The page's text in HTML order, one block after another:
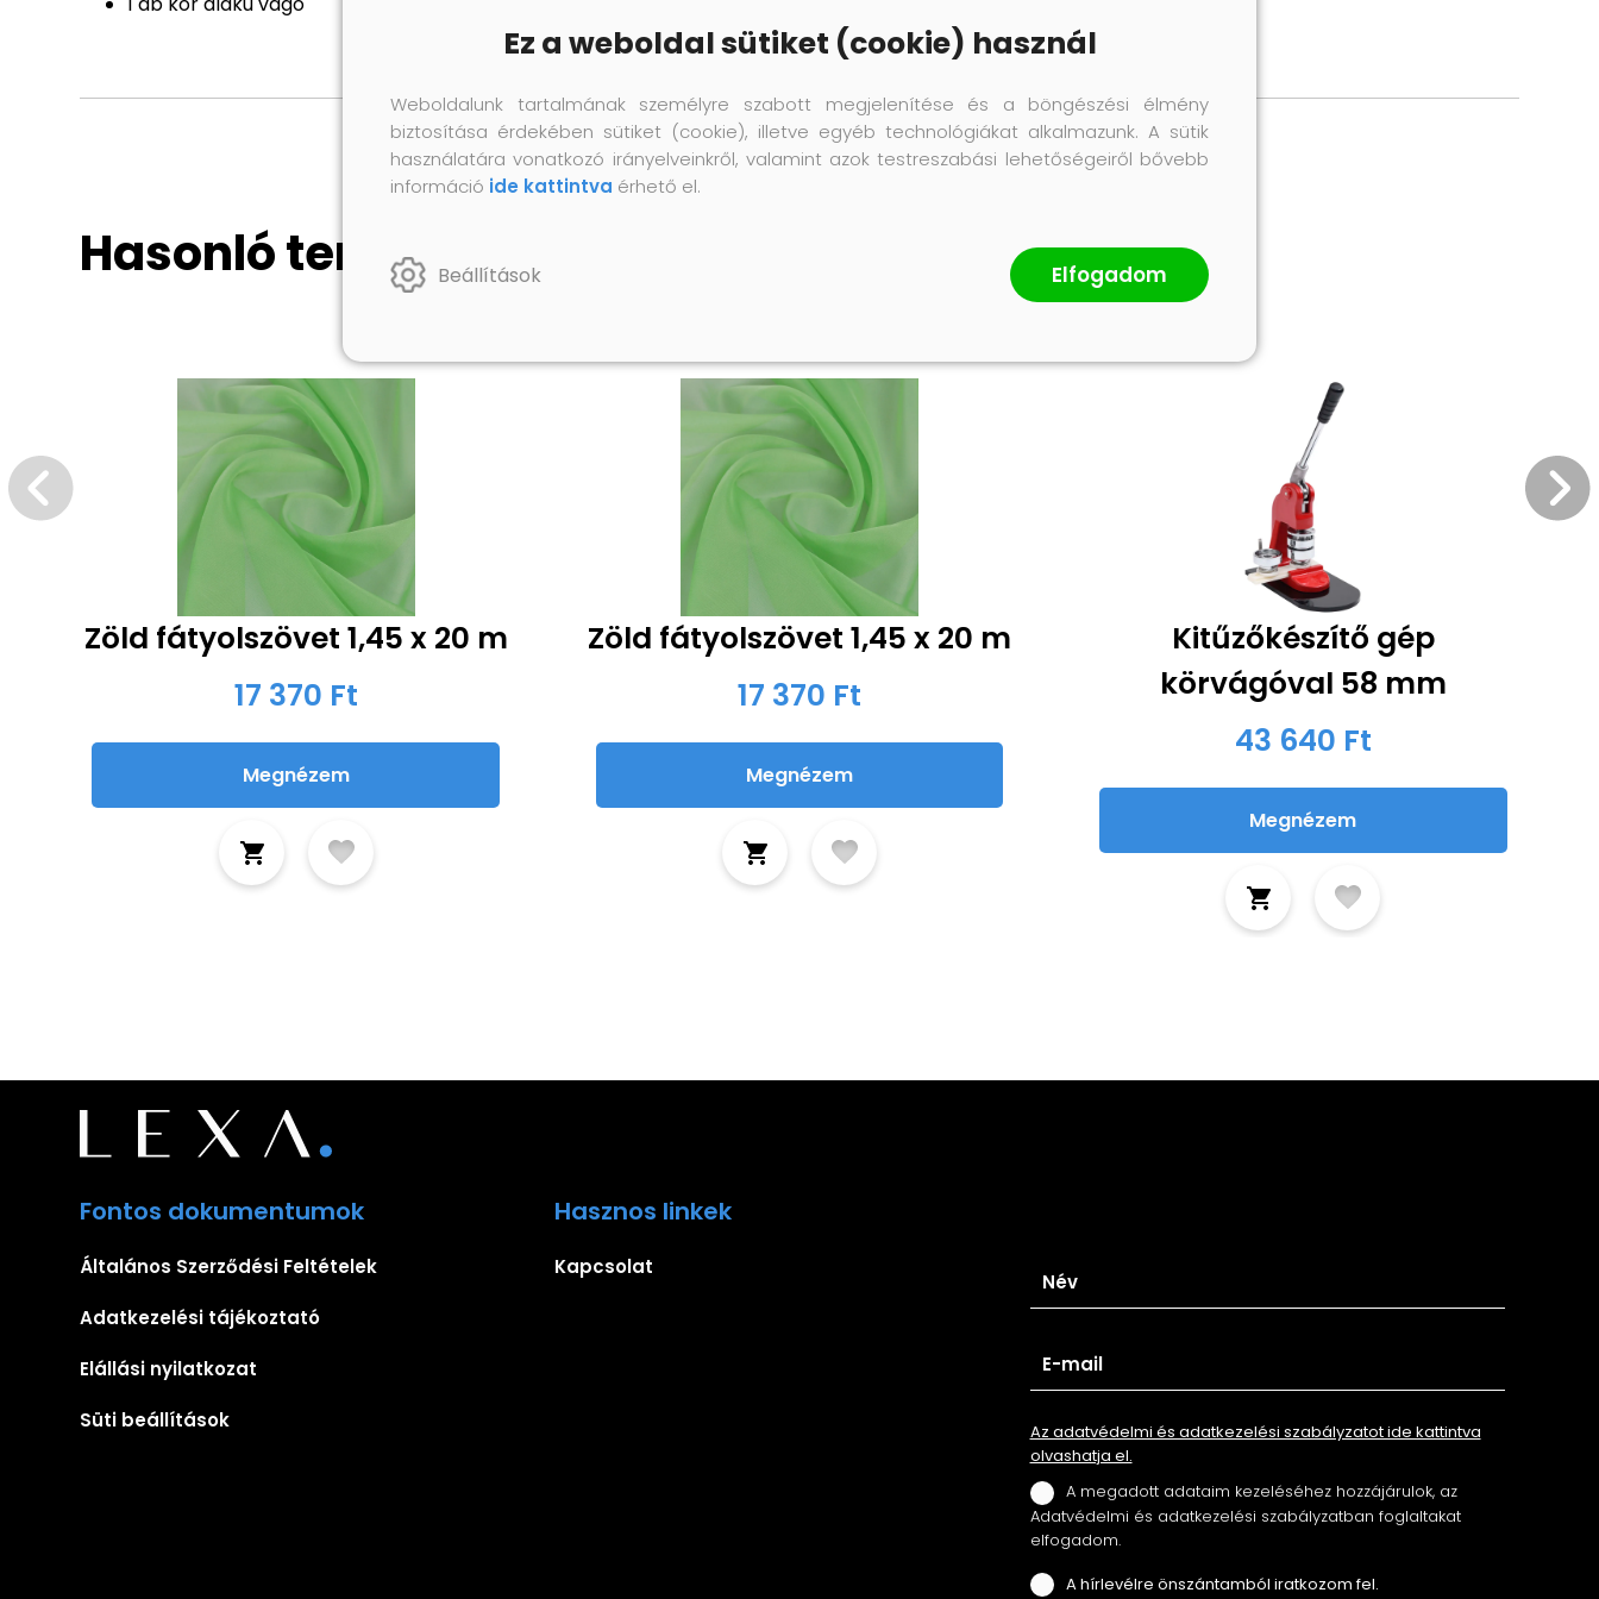
Hasonló termékek
Zöld fátyolszövet 1,45 x 20 m
17 370 Ft
Megnézem
Zöld fátyolszövet 1,45 x 20 m
17 370 Ft
Megnézem
Kitűzőkészítő gép
körvágóval 58 mm
43 640 Ft
Megnézem
Fontos dokumentumok
Általános Szerződési Feltételek
Adatkezelési tájékoztató
Elállási nyilatkozat
Süti beállítások
Hasznos linkek
Kapcsolat
Az adatvédelmi és adatkezelési szabályzatot ide kattintva
olvashatja el.
A megadott adataim kezeléséhez hozzájárulok, az
Adatvédelmi és adatkezelési szabályzatban foglaltakat
elfogadom.
A hírlevélre önszántamból iratkozom fel.
Ez a weboldal sütiket (cookie) használ
Weboldalunk tartalmának személyre szabott megjelenítése és a böngészési élmény
biztosítása érdekében sütiket (cookie), illetve egyéb technológiákat alkalmazunk. A sütik
használatára vonatkozó irányelveinkről, valamint azok testreszabási lehetőségeiről bővebb
információ ide kattintva érhető el.
Beállítások Elfogadom